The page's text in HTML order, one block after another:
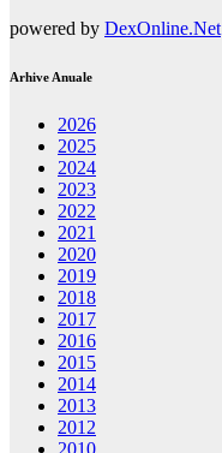
powered by DexOnline.Net
Arhive Anuale
2026
2025
2024
2023
2022
2021
2020
2019
2018
2017
2016
2015
2014
2013
2012